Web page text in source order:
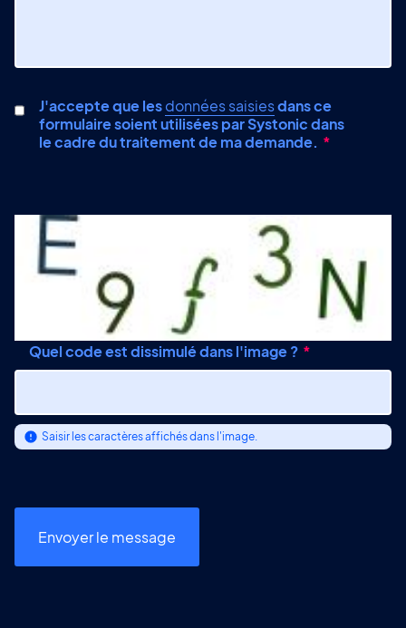
J'accepte que lesdonnées saisiesdans ce
formulaire soient utilisées par Systonic dans
le cadre du traitement de ma demande.
Quel code est dissimulé dans l'image ?
Saisir les caractères affichés dans l'image.